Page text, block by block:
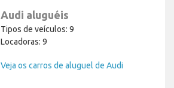
Audi aluguéis
Tipos de veículos: 9
Locadoras: 9
Veja os carros de aluguel de Audi